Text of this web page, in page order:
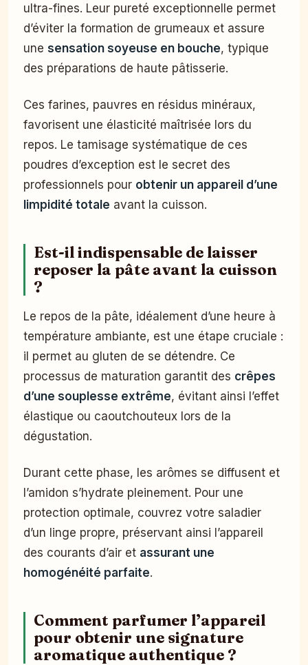
ultra-fines. Leur pureté exceptionnelle permet
d’éviter la formation de grumeaux et assure
une sensation soyeuse en bouche, typique
des préparations de haute pâtisserie.
Ces farines, pauvres en résidus minéraux,
favorisent une élasticité maîtrisée lors du
repos. Le tamisage systématique de ces
poudres d’exception est le secret des
professionnels pour obtenir un appareil d’une
limpidité totale avant la cuisson.
Est-il indispensable de laisser
reposer la pâte avant la cuisson
?
Le repos de la pâte, idéalement d’une heure à
température ambiante, est une étape cruciale :
il permet au gluten de se détendre. Ce
processus de maturation garantit des crêpes
d’une souplesse extrême, évitant ainsi l’effet
élastique ou caoutchouteux lors de la
dégustation.
Durant cette phase, les arômes se diffusent et
l’amidon s’hydrate pleinement. Pour une
protection optimale, couvrez votre saladier
d’un linge propre, préservant ainsi l’appareil
des courants d’air et assurant une
homogénéité parfaite.
Comment parfumer l’appareil
pour obtenir une signature
aromatique authentique ?